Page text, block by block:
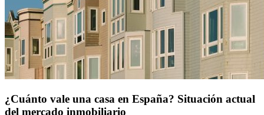
¿Cuánto vale una casa en España? Situación actual
del mercado inmobiliario